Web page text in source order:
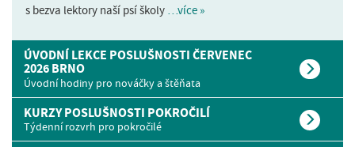
s bezva lektory naší psí školy …více »
ÚVODNÍ LEKCE POSLUŠNOSTI ČERVENEC
2026 BRNO
Úvodní hodiny pro nováčky a štěňata
KURZY POSLUŠNOSTI POKROČILÍ
Týdenní rozvrh pro pokročilé